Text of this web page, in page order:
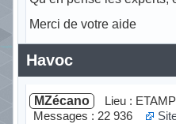
Merci de votre aide
Hors ligne
Havoc
MZécano Lieu :
Messages : 22 936